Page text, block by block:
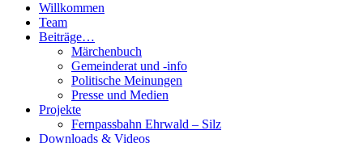
scrollenWillkommen
Team
Beiträge…
Märchenbuch
Gemeinderat und -info
Politische Meinungen
Presse und Medien
Projekte
Fernpassbahn Ehrwald – Silz
Downloads & Videos